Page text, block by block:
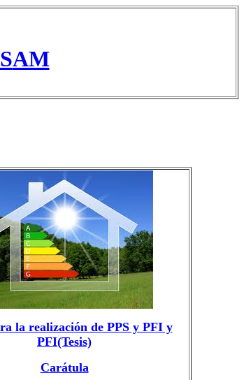
AM
la realización de PPS y PFI y
PFI(Tesis)
Carátula